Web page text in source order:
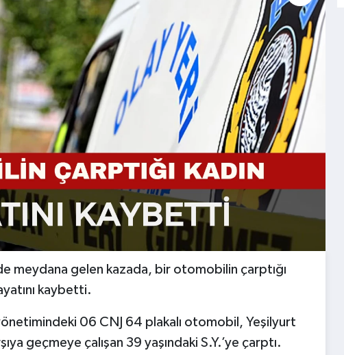
meydana gelen kazada, bir otomobilin çarptığı
kaybetti.
06 CNJ 64 plakalı otomobil, Yeşilyurt
geçmeye çalışan 39 yaşındaki S.Y.’ye çarptı.